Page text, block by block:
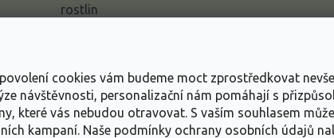
cookies vám budeme moct zprostředkovat
návštěvnosti, personalizační nám pomáhají s
které vás nebudou otravovat. S vaším souhlasem
kampaní. Naše podmínky ochrany osobních údajů
rostlin
Informace o ochraně osobních
údajů
Obchodní podmínky